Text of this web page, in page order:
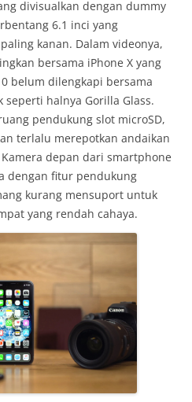
divisualkan dengan dummy
6.1 inci yang
kanan. Dalam videonya,
bersama iPhone X yang
belum dilengkapi bersama
halnya Gorilla Glass.
pendukung slot microSD,
terlalu merepotkan andaikan
depan dari smartphone
dengan fitur pendukung
kurang mensuport untuk
yang rendah cahaya.